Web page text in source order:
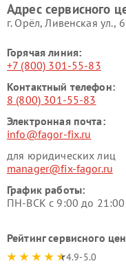
Адрес сервисного
г. Орёл, Ливенская ул.,
Горячая линия:
+7 (800) 301-55-83
Контактный телефон:
8 (800) 301-55-83
Электронная почта:
info@fagor-fix.ru
для юридических лиц
manager@fix-fagor.ru
График работы:
ПН-ВСК с 9:00 до
Рейтинг сервисного
4.9-5.0